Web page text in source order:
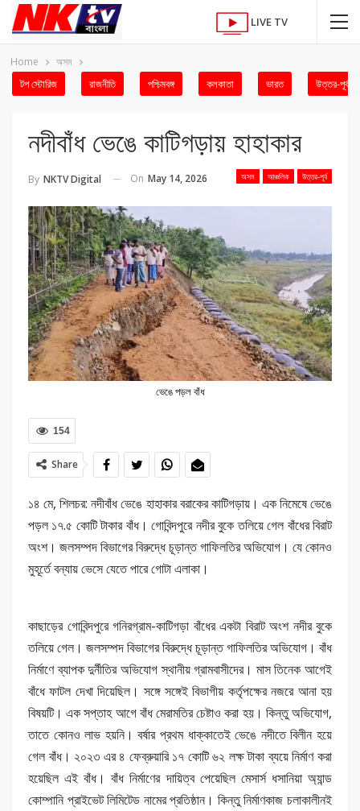
LIVE TV
Home অসম
টপ স্টোরিজ রাজনীতি পশ্চিমবঙ্গ কলকাতা ভারত উত্তর-পূর্ব
নদীবাঁধ ভেঙে কাটিগড়ায় হাহাকার
অসম আঞ্চলিক উত্তর-পূর্ব
By NKTV Digital On May 14, 2026
ভেঙে পড়ল বাঁধ
154
Share
১৪ মে, শিলচর: নদীবাঁধ ভেঙে হাহাকার বরাকের কাটিগড়ায়। এক নিমেষে ভেঙে
পড়ল ১৭.৫ কোটি টাকার বাঁধ। গোবিন্দপুরে নদীর বুকে তলিয়ে গেল বাঁধের বিরাট
অংশ। জলসম্পদ বিভাগের বিরুদ্ধে চূড়ান্ত গাফিলতির অভিযোগ। যে কোনও
মুহূর্তে বন্যায় ভেসে যেতে পারে গোটা এলাকা।
কাছাড়ের গোবিন্দপুরে গনিরগ্রাম-কাটিগড়া বাঁধের একটা বিরাট অংশ নদীর বুকে
তলিয়ে গেল। জলসম্পদ বিভাগের বিরুদ্ধে চূড়ান্ত গাফিলতির অভিযোগ। বাঁধ
নির্মাণে ব্যাপক দুর্নীতির অভিযোগ স্থানীয় গ্রামবাসীদের। মাস তিনেক আগেই
বাঁধে ফাটল দেখা দিয়েছিল। সঙ্গে সঙ্গেই বিভাগীয় কর্তৃপক্ষের নজরে আনা হয়
বিষয়টি। এক সপ্তাহ আগে বাঁধ মেরামতির চেষ্টাও করা হয়। কিন্তু অভিযোগ,
তাতে কোনও লাভ হয়নি। বর্ষার প্রথম ধাক্কাতেই ভেঙে নদীতে বিলীন হয়ে
গেল বাঁধ। ২০২৩ এর ৪ ফেব্রুয়ারি ১৭ কোটি ৬২ লক্ষ টাকা ব্যয়ে নির্মাণ করা
হয়েছিল এই বাঁধ। বাঁধ নির্মাণের দায়িত্ব পেয়েছিল মেসার্স ধসানিয়া অ্যান্ড
কোম্পানি প্রাইভেট লিমিটেড নামের প্রতিষ্ঠান। কিন্তু নির্মাণকাজ চলাকালীনই